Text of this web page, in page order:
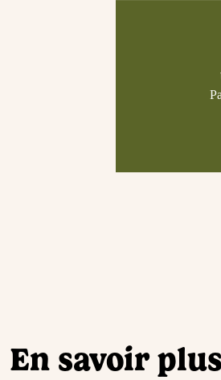
En savoir plus